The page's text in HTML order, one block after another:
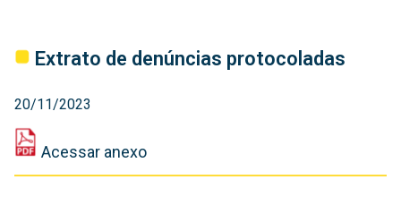
‎Extrato de denúncias protocoladas
20/11/2023
Acessar anexo